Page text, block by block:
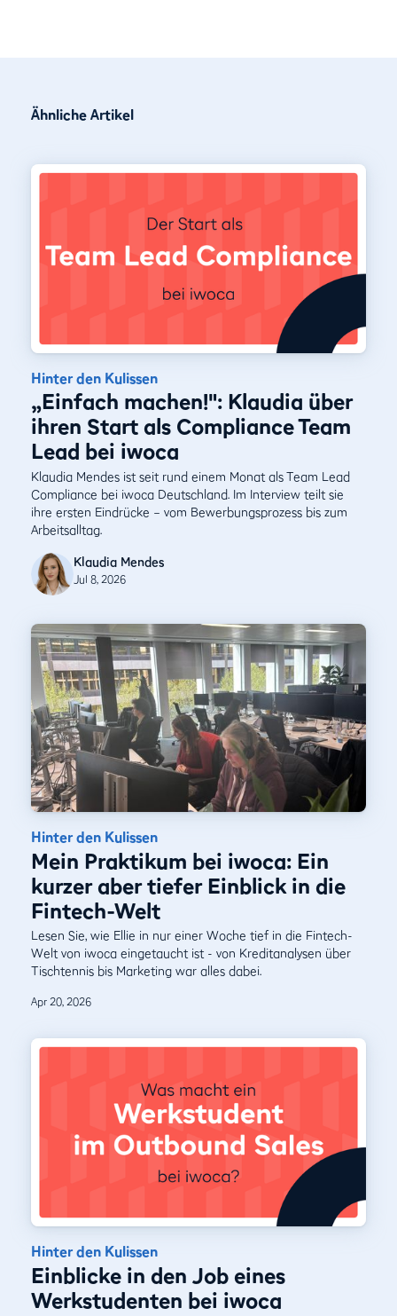
Ähnliche Artikel
Hinter den Kulissen
„Einfach machen!": Klaudia über
ihren Start als Compliance Team
Lead bei iwoca
Klaudia Mendes ist seit rund einem Monat als Team Lead
Compliance bei iwoca Deutschland. Im Interview teilt sie
ihre ersten Eindrücke – vom Bewerbungsprozess bis zum
Arbeitsalltag.
Klaudia Mendes
Jul 8, 2026
Hinter den Kulissen
Mein Praktikum bei iwoca: Ein
kurzer aber tiefer Einblick in die
Fintech-Welt
Lesen Sie, wie Ellie in nur einer Woche tief in die Fintech-
Welt von iwoca eingetaucht ist - von Kreditanalysen über
Tischtennis bis Marketing war alles dabei.
Apr 20, 2026
Hinter den Kulissen
Einblicke in den Job eines
Werkstudenten bei iwoca